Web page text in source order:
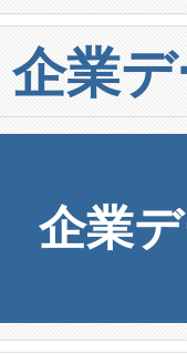
企業
企業